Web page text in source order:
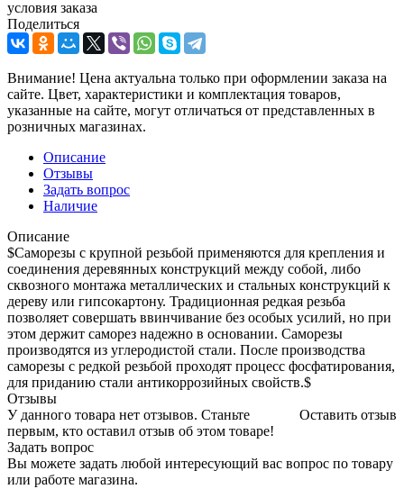
условия заказа
Поделиться
Внимание! Цена актуальна только при оформлении заказа на
сайте. Цвет, характеристики и комплектация товаров,
указанные на сайте, могут отличаться от представленных в
розничных магазинах.
Описание
Отзывы
Задать вопрос
Наличие
Описание
$Саморезы с крупной резьбой применяются для крепления и
соединения деревянных конструкций между собой, либо
сквозного монтажа металлических и стальных конструкций к
дереву или гипсокартону. Традиционная редкая резьба
позволяет совершать ввинчивание без особых усилий, но при
этом держит саморез надежно в основании. Саморезы
производятся из углеродистой стали. После производства
саморезы с редкой резьбой проходят процесс фосфатирования,
для приданию стали антикоррозийных свойств.$
Отзывы
Оставить отзыв
У данного товара нет отзывов. Станьте
первым, кто оставил отзыв об этом товаре!
Задать вопрос
Вы можете задать любой интересующий вас вопрос по товару
или работе магазина.